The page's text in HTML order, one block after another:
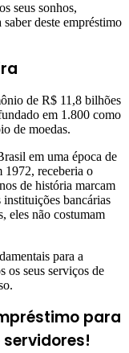
seus sonhos,
deste empréstimo
de R$ 11,8 bilhões
em 1.800 como
de moedas.
em uma época de
1972, receberia o
de história marcam
bancárias
eles não costumam
para a
os seus serviços de
para